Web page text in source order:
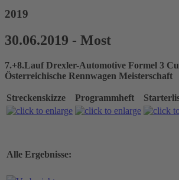
2019
30.06.2019 - Most
7.+8.Lauf Drexler-Automotive Formel 3
Österreichische Rennwagen Meisterschaft
Streckenskizze Programmheft
Alle Ergebnisse: